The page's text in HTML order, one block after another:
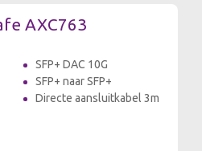
AXC763
SFP+ DAC 10G
SFP+ naar SFP+
Directe aansluitkabel 3m